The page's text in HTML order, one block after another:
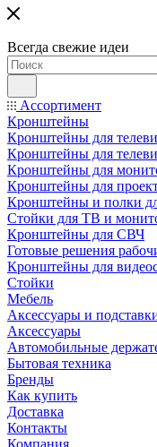
Всегда свежие идеи
Ассортимент
Кронштейны
Кронштейны для
Кронштейны для
Кронштейны для
Кронштейны для
Кронштейны и полки
Стойки для ТВ и
Кронштейны для СВЧ
Готовые решения
Кронштейны для
Стойки
Мебель
Аксессуары и
Аксессуары
Автомобильные
Бытовая техника
Бренды
Как купить
Доставка
Контакты
Компания